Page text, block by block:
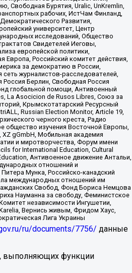
Свободная Бурятия, Uralic, UnKremlin,
рабочих, ИстЧам Финланд,
Развития,
университет, Центр
исследований, Общество
Свидетелей Иеговы,
европейской политики,
Европа, Российский комитет действия,
за демократию в России,
журналистов-расследователей,
Берлин, Свободная Россия
глобальной помощи, Антивоенный
La Asocicion de Rusos Libres, Союз за
Крымскотатарский Ресурсный
Russian Election Monitor, Article 19,
черного креста, Радио
общество изучения Восточной Европы,
gGmbH, Мобильная академия
и миротворчества, Форум имени
for International Education, Cultural
Антивоенное движение Антальи,
отношений и
Мунка, Российско-канадский
международных отношений им
Свобод, Фонд Бориса Немцова
Науманна за свободу, Феминистское
независимости Ингушетии,
Вернись живым, Фридом Хаус,
Лига Украины
ru/documents/7756/ данные
выполняющих функции